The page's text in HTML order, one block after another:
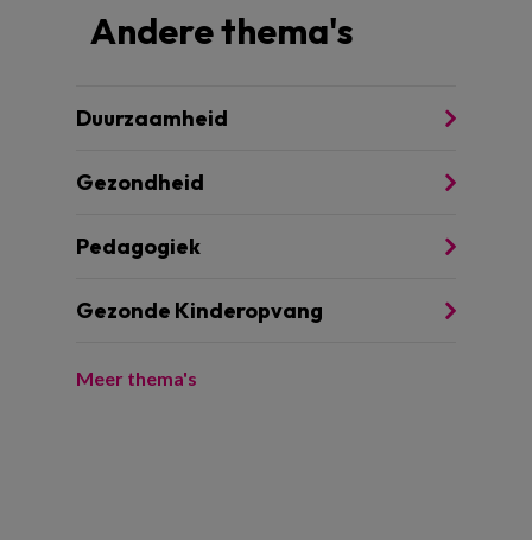
Andere thema's
Duurzaamheid
Gezondheid
Pedagogiek
Gezonde Kinderopvang
Meer thema's